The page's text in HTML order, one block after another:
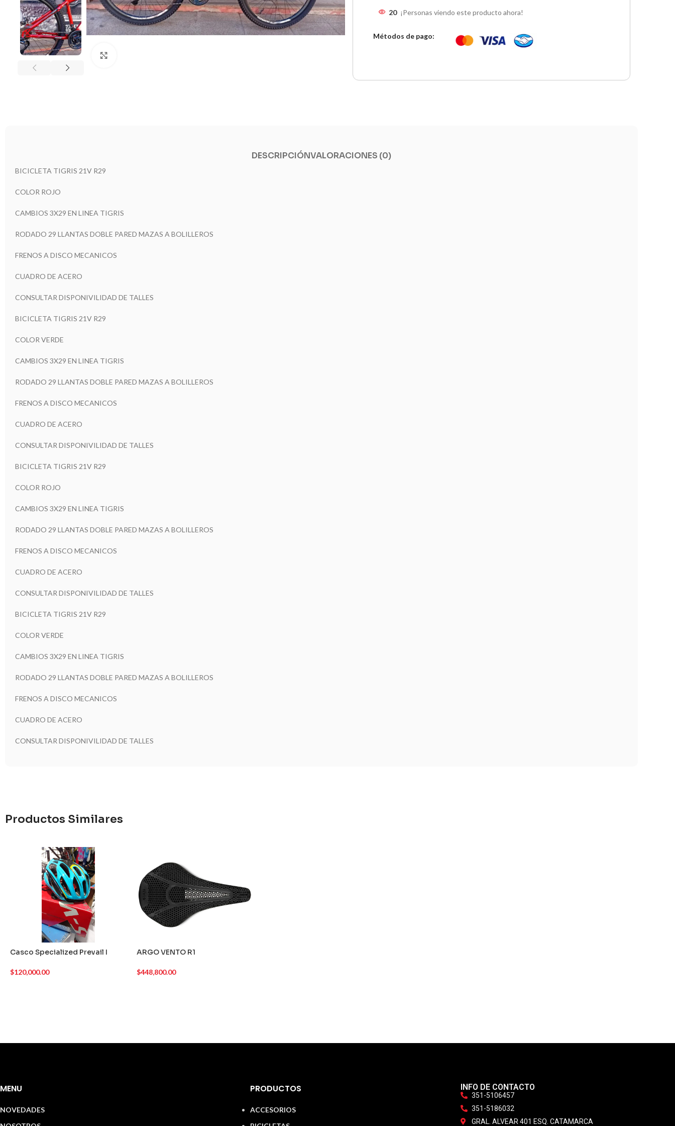
20 ¡Personas viendo este producto ahora!
Métodos de pago:
DESCRIPCIÓNVALORACIONES (0)
BICICLETA TIGRIS 21V R29
COLOR ROJO
CAMBIOS 3X29 EN LINEA TIGRIS
RODADO 29 LLANTAS DOBLE PARED MAZAS A BOLILLEROS
FRENOS A DISCO MECANICOS
CUADRO DE ACERO
CONSULTAR DISPONIVILIDAD DE TALLES
BICICLETA TIGRIS 21V R29
COLOR VERDE
CAMBIOS 3X29 EN LINEA TIGRIS
RODADO 29 LLANTAS DOBLE PARED MAZAS A BOLILLEROS
FRENOS A DISCO MECANICOS
CUADRO DE ACERO
CONSULTAR DISPONIVILIDAD DE TALLES
BICICLETA TIGRIS 21V R29
COLOR ROJO
CAMBIOS 3X29 EN LINEA TIGRIS
RODADO 29 LLANTAS DOBLE PARED MAZAS A BOLILLEROS
FRENOS A DISCO MECANICOS
CUADRO DE ACERO
CONSULTAR DISPONIVILIDAD DE TALLES
BICICLETA TIGRIS 21V R29
COLOR VERDE
CAMBIOS 3X29 EN LINEA TIGRIS
RODADO 29 LLANTAS DOBLE PARED MAZAS A BOLILLEROS
FRENOS A DISCO MECANICOS
CUADRO DE ACERO
CONSULTAR DISPONIVILIDAD DE TALLES
Productos Similares
Casco Specialized Prevail I
$120,000.00
ARGO VENTO R1
$448,800.00
MENU
NOVEDADES
PRODUCTOS
ACCESORIOS
INFO DE CONTACTO
351-5106457
351-5186032
GRAL. ALVEAR 401 ESQ. CATAMARCA